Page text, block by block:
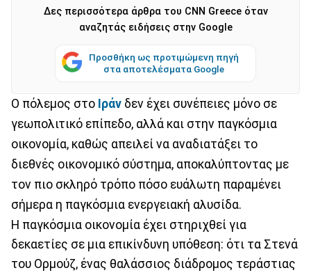
Δες περισσότερα άρθρα του CNN Greece όταν
αναζητάς ειδήσεις στην Google
Προσθήκη ως προτιμώμενη πηγή
στα αποτελέσματα Google
Ο πόλεμος στο Ιράν δεν έχει συνέπειες μόνο σε
γεωπολιτικό επίπεδο, αλλά και στην παγκόσμια
οικονομία, καθώς απειλεί να αναδιατάξει το
διεθνές οικονομικό σύστημα, αποκαλύπτοντας με
τον πιο σκληρό τρόπο πόσο ευάλωτη παραμένει
σήμερα η παγκόσμια ενεργειακή αλυσίδα.
Η παγκόσμια οικονομία έχει στηριχθεί για
δεκαετίες σε μια επικίνδυνη υπόθεση: ότι τα Στενά
του Ορμούζ, ένας θαλάσσιος διάδρομος τεράστιας